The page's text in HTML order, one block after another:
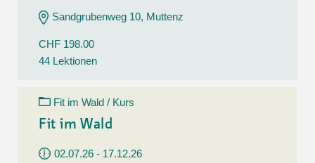
Sandgrubenweg 10, Muttenz
CHF 198.00
44 Lektionen
Fit im Wald / Kurs
Fit im Wald
02.07.26 - 17.12.26